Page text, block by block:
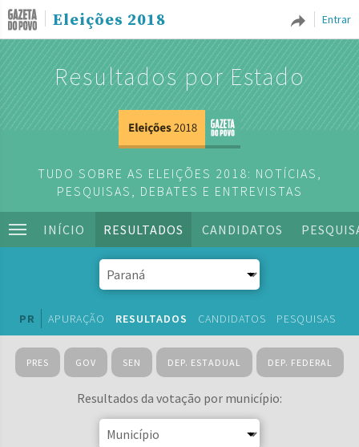
Entrar
Eleições 2018
Resultados por Estado
TUDO SOBRE AS ELEIÇÕES 2018: NOTÍCIAS,
PESQUISAS, DEBATES E ENTREVISTAS
INÍCIO RESULTADOS CANDIDATOS
PR APURAÇÃO RESULTADOS CANDIDATOS PESQUISAS
PRES GOV SEN DEP. ESTADUAL DEP. FEDERAL
Resultados da votação por município: